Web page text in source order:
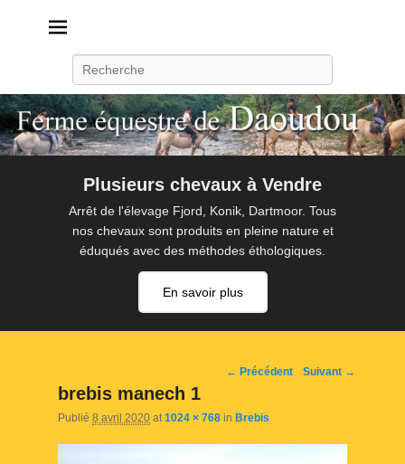
Plusieurs chevaux à Vendre
Arrêt de l'élevage Fjord, Konik, Dartmoor. Tous
nos chevaux sont produits en pleine nature et
éduqués avec des méthodes éthologiques.
En savoir plus
Navigation
← Précédent Suivant →
brebis manech 1
Publié 8 avril 2020 at 1024 × 768 in Brebis